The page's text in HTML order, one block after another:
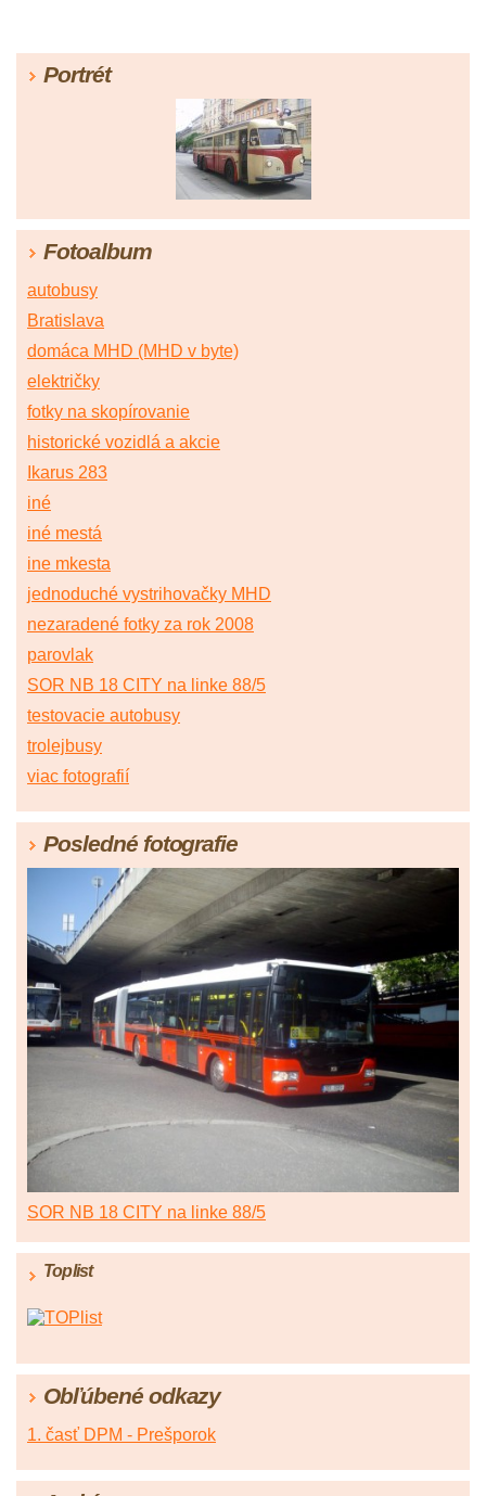
Portrét
Fotoalbum
autobusy
Bratislava
domáca MHD (MHD v byte)
električky
fotky na skopírovanie
historické vozidlá a akcie
Ikarus 283
iné
iné mestá
ine mkesta
jednoduché vystrihovačky MHD
nezaradené fotky za rok 2008
parovlak
SOR NB 18 CITY na linke 88/5
testovacie autobusy
trolejbusy
viac fotografií
Posledné fotografie
SOR NB 18 CITY na linke 88/5
Toplist
Obľúbené odkazy
1. časť DPM - Prešporok